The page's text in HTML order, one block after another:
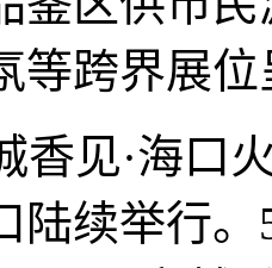
等跨界展
见·海口火
陆续举行